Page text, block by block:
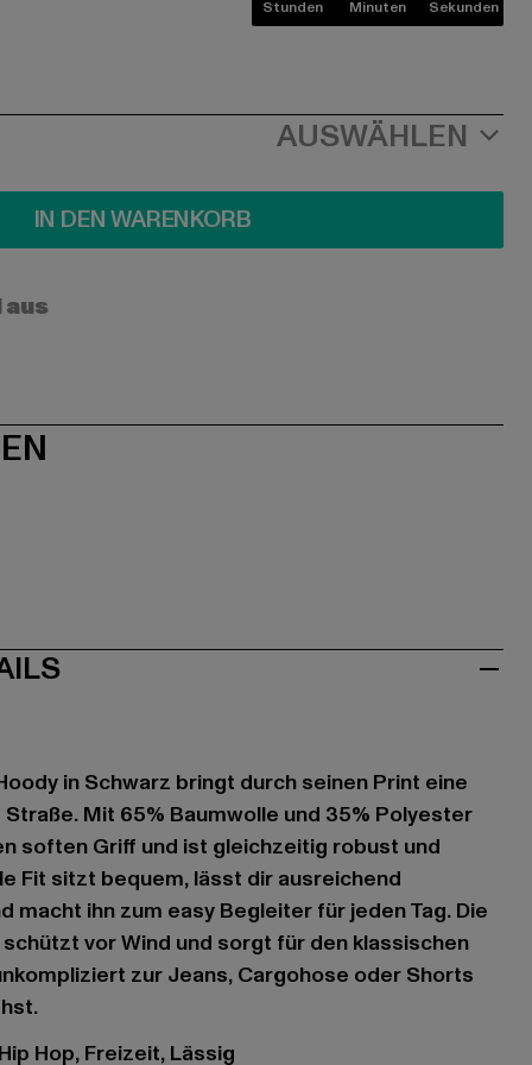
Stunden Minuten Sekunden
AUSWÄHLEN
IN DEN WARENKORB
in Schwarz bringt durch seinen Print eine
Mit 65% Baumwolle und 35% Polyester
soften Griff und ist gleichzeitig robust und
Fit sitzt bequem, lässt dir ausreichend
macht ihn zum easy Begleiter für jeden Tag. Die
vor Wind und sorgt für den klassischen
zur Jeans, Cargohose oder Shorts
Hop, Freizeit, Lässig